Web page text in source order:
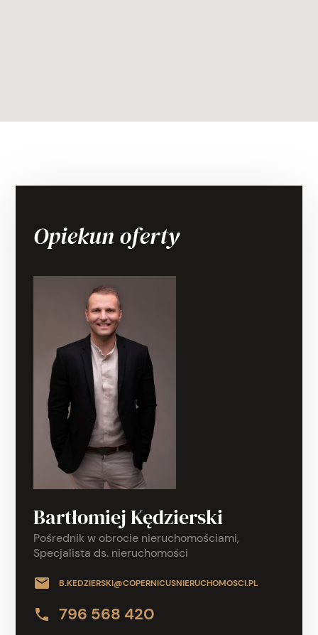
Opiekun oferty
Bartłomiej Kędzierski
Pośrednik w obrocie nieruchomościami,
Specjalista ds. nieruchomości
B.KEDZIERSKI@COPERNICUSNIERUCHOMOSCI.PL
796 568 420